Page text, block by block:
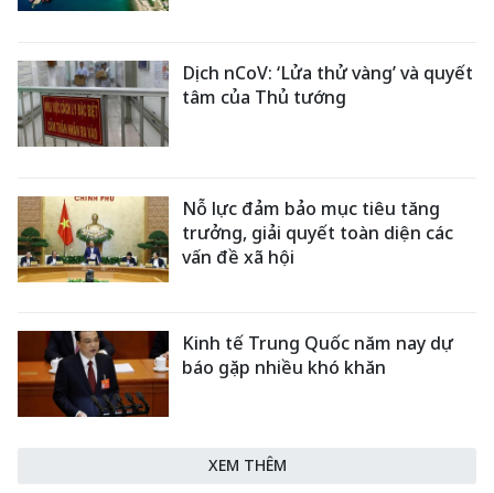
Dịch nCoV: ‘Lửa thử vàng’ và quyết
tâm của Thủ tướng
Nỗ lực đảm bảo mục tiêu tăng
trưởng, giải quyết toàn diện các
vấn đề xã hội
Kinh tế Trung Quốc năm nay dự
báo gặp nhiều khó khăn
XEM THÊM